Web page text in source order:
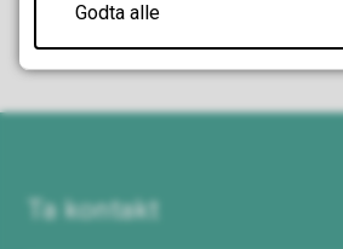
Ta kontakt
Godta alle